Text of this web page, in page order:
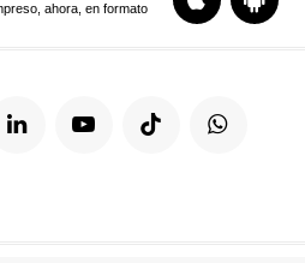
ahora, en formato